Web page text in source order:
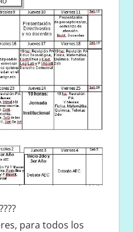
para todos los